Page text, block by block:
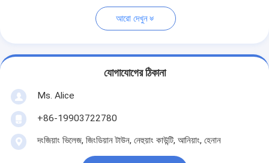
আরো দেখুন
যোগাযোগের ঠিকানা
Ms. Alice
+86-19903722780
দংজিয়াং ভিলেজ, জিংডিয়ান টাউন, নেহুয়াং কাউন্টি, আনিয়াং, হেনান